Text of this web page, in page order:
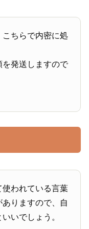
こちらで内密に処
を発送しますので
使われている言葉
りますので、自
いでしょう。